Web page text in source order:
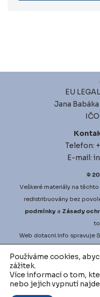
EU
Jana
Telefon:
E-mail:
©
Veškeré materiály na
redistribuovány bez
podmínky a Zásady
Web dotacni.info spravuje
nejlepší možné podmínky
d igitalni-audit.cz
Podívejte se na další
Používáme cookies,
zážitek.
Více informací o tom,
nebo jejich vypnutí